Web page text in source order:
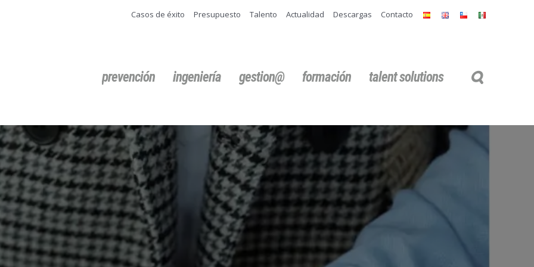
Casos de éxito Presupuesto Talento Actualidad Descargas Contacto
prevención ingeniería gestion@ formación talent solutions